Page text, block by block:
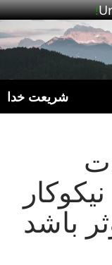
شریعت خدا
باشد